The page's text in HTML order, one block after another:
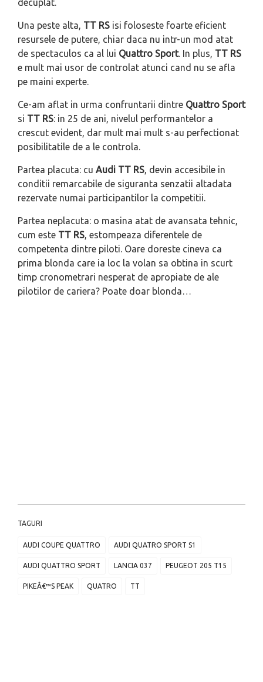
decuplat.
Una peste alta, TT RS isi foloseste foarte eficient
resursele de putere, chiar daca nu intr-un mod atat
de spectaculos ca al lui Quattro Sport. In plus, TT RS
e mult mai usor de controlat atunci cand nu se afla
pe maini experte.
Ce-am aflat in urma confruntarii dintre Quattro Sport
si TT RS: in 25 de ani, nivelul performantelor a
crescut evident, dar mult mai mult s-au perfectionat
posibilitatile de a le controla.
Partea placuta: cu Audi TT RS, devin accesibile in
conditii remarcabile de siguranta senzatii altadata
rezervate numai participantilor la competitii.
Partea neplacuta: o masina atat de avansata tehnic,
cum este TT RS, estompeaza diferentele de
competenta dintre piloti. Oare doreste cineva ca
prima blonda care ia loc la volan sa obtina in scurt
timp cronometrari nesperat de apropiate de ale
pilotilor de cariera? Poate doar blonda…
TAGURI
AUDI COUPE QUATTRO AUDI QUATRO SPORT S1
AUDI QUATTRO SPORT LANCIA 037 PEUGEOT 205 T15
PIKEÂ€™S PEAK QUATRO TT